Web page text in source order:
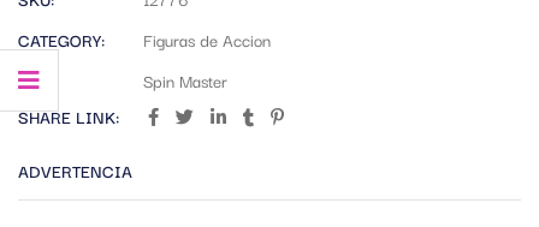
CATEGORY:
Figuras de Accion
TAG:
Spin Master
SHARE LINK:
ADVERTENCIA